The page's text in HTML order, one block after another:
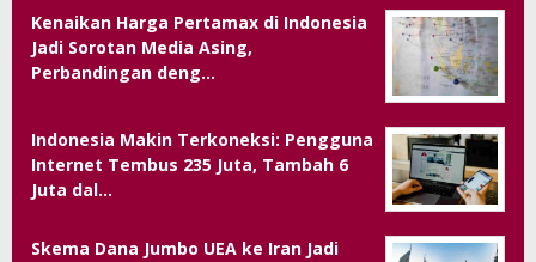
Kenaikan Harga Pertamax di Indonesia
Jadi Sorotan Media Asing,
Perbandingan deng…
Indonesia Makin Terkoneksi: Pengguna
Internet Tembus 235 Juta, Tambah 6
Juta dal…
Skema Dana Jumbo UEA ke Iran Jadi